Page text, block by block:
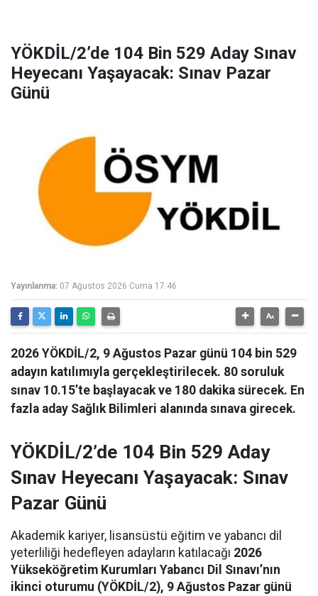
YÖKDİL/2’de 104 Bin 529 Aday Sınav
Heyecanı Yaşayacak: Sınav Pazar
Günü
Yayınlanma: 07 Ağustos 2026 Cuma 17:46
2026 YÖKDİL/2, 9 Ağustos Pazar günü 104 bin 529
adayın katılımıyla gerçekleştirilecek. 80 soruluk
sınav 10.15’te başlayacak ve 180 dakika sürecek. En
fazla aday Sağlık Bilimleri alanında sınava girecek.
YÖKDİL/2’de 104 Bin 529 Aday
Sınav Heyecanı Yaşayacak: Sınav
Pazar Günü
Akademik kariyer, lisansüstü eğitim ve yabancı dil
yeterliliği hedefleyen adayların katılacağı 2026
Yükseköğretim Kurumları Yabancı Dil Sınavı’nın
ikinci oturumu (YÖKDİL/2), 9 Ağustos Pazar günü